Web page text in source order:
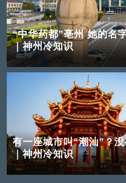
“中华药都”亳州 她的名
｜神州冷知识
有一座城市叫“潮汕”？
｜神州冷知识